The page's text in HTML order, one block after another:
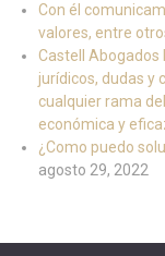
Con él
valores, entre
Castell Abogados
jurídicos, dudas y
cualquier rama
económica y
¿Como puedo
agosto 29, 2022